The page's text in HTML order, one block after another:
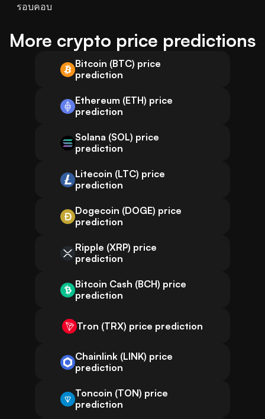
รอบคอบ
More crypto price predictions
Bitcoin (BTC) price
prediction
Ethereum (ETH) price
prediction
Solana (SOL) price
prediction
Litecoin (LTC) price
prediction
Dogecoin (DOGE) price
prediction
Ripple (XRP) price
prediction
Bitcoin Cash (BCH) price
prediction
Tron (TRX) price prediction
Chainlink (LINK) price
prediction
Toncoin (TON) price
prediction